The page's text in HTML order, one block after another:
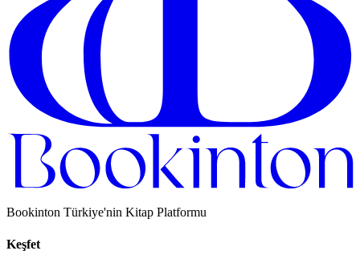
Bookinton Türkiye'nin Kitap Platformu
Keşfet